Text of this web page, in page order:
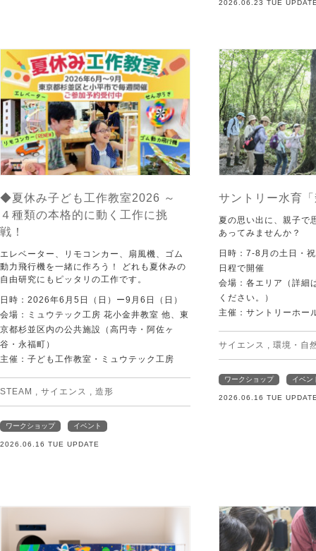
2026.06.23 TUE
◆夏休み子ども工作教室2026 ～
４種類の本格的に動く工作に挑
戦！
エレベーター、リモコンカー、扇風機、ゴム
動力飛行機を一緒に作ろう！ どれも夏休みの
自由研究にもピッタリの工作です。
日時：2026年6月5日（日）ー9月6日（日）
会場：ミュウテック工房 花小金井教室 他、東
京都杉並区内の公共施設（高円寺・阿佐ヶ
谷・永福町）
主催：子ども工作教室・ミュウテック工房
STEAM , サイエンス , 造形
ワークショップ イベント
2026.06.16 TUE UPDATE
サントリー水育
夏の思い出に、親子で
あってみませんか？
日時：7-8月の土日・
日程で開催
会場：各エリア（詳細
ください。）
主催：サントリーホー
サイエンス , 環境・自
ワークショップ イベン
2026.06.16 TUE